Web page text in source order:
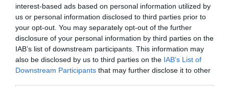
interest-based ads based on personal information utilized by
us or personal information disclosed to third parties prior to
your opt-out. You may separately opt-out of the further
disclosure of your personal information by third parties on the
IAB’s list of downstream participants. This information may
also be disclosed by us to third parties on the IAB’s List of
Downstream Participants that may further disclose it to other